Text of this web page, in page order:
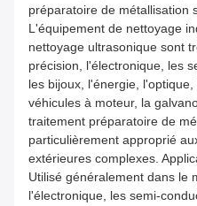
préparatoire de métallisation
L'équipement de nettoyage
nettoyage ultrasonique sont
précision, l'électronique, les
les bijoux, l'énergie,
véhicules à moteur, la
traitement préparatoire de
particulièrement approprié
extérieures complexes.
Utilisé généralement dans le
l'électronique, les semi-